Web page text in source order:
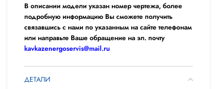
В описании модели указан номер чертежа, более
подробную информацию Вы сможете получить
связавшись с нами по указанным на сайте телефонам
или направьте Ваше обращение на эл. почту
kavkazenergoservis@mail.ru
ДЕТАЛИ